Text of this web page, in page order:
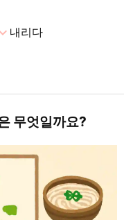
내리다
무엇일까요?